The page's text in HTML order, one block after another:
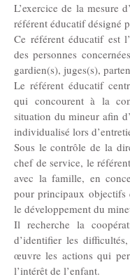
L’exercice de la mesure
référent éducatif désigné
Ce référent éducatif est
des personnes
gardien(s), juges(s),
Le référent éducatif
qui concourent à la
situation du mineur afin
individualisé lors
Sous le contrôle de la
chef de service, le
avec la famille, en
pour principaux objectifs
le développement du
Il recherche la
d’identifier les
œuvre les actions qui
l’intérêt de l’enfant.